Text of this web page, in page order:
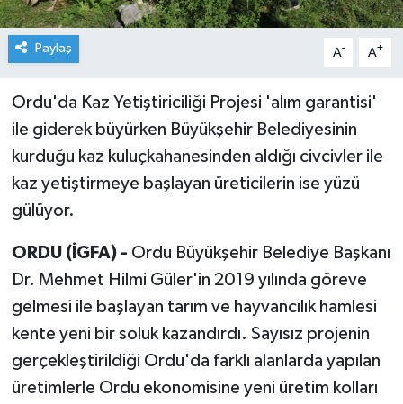
Paylaş A- A+
Ordu'da Kaz Yetiştiriciliği Projesi 'alım garantisi'
ile giderek büyürken Büyükşehir Belediyesinin
kurduğu kaz kuluçkahanesinden aldığı civcivler ile
kaz yetiştirmeye başlayan üreticilerin ise yüzü
gülüyor.
ORDU (İGFA) - Ordu Büyükşehir Belediye Başkanı
Dr. Mehmet Hilmi Güler'in 2019 yılında göreve
gelmesi ile başlayan tarım ve hayvancılık hamlesi
kente yeni bir soluk kazandırdı. Sayısız projenin
gerçekleştirildiği Ordu'da farklı alanlarda yapılan
üretimlerle Ordu ekonomisine yeni üretim kolları